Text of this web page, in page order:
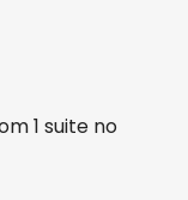
1 suite no